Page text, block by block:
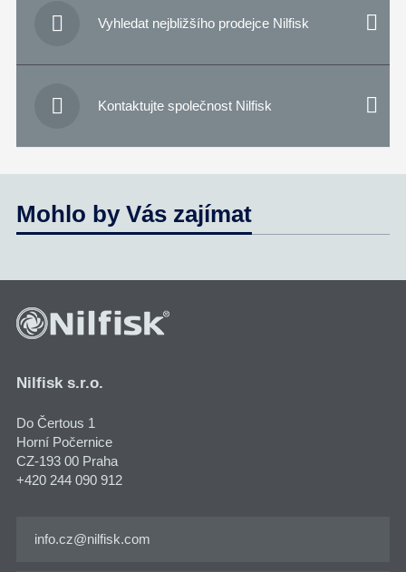
 Vyhledat nejbližšího prodejce Nilfisk
 Kontaktujte společnost Nilfisk
Mohlo by Vás zajímat
Nilfisk s.r.o.
Do Čertous 1
Horní Počernice
CZ-193 00 Praha
+420 244 090 912
info.cz@nilfisk.com